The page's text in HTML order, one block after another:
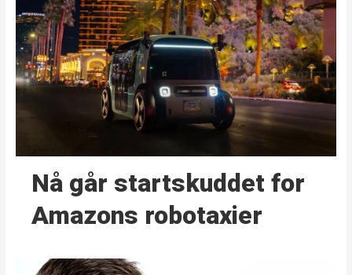
Nå går start­skuddet for
Amazons robotaxier